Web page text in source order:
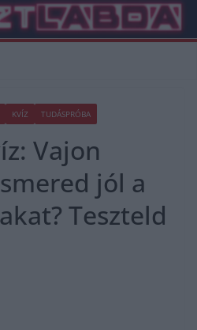
KVÍZ TUDÁSPRÓBA
Vajon
jól a
Teszteld